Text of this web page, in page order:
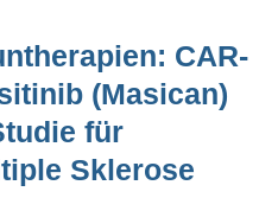
CAR-
(Masican)
für
Sklerose